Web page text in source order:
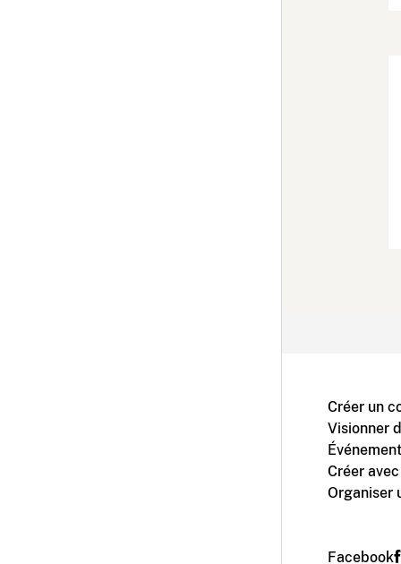
Créer un
Visionner
Créer
Organiser
Facebook